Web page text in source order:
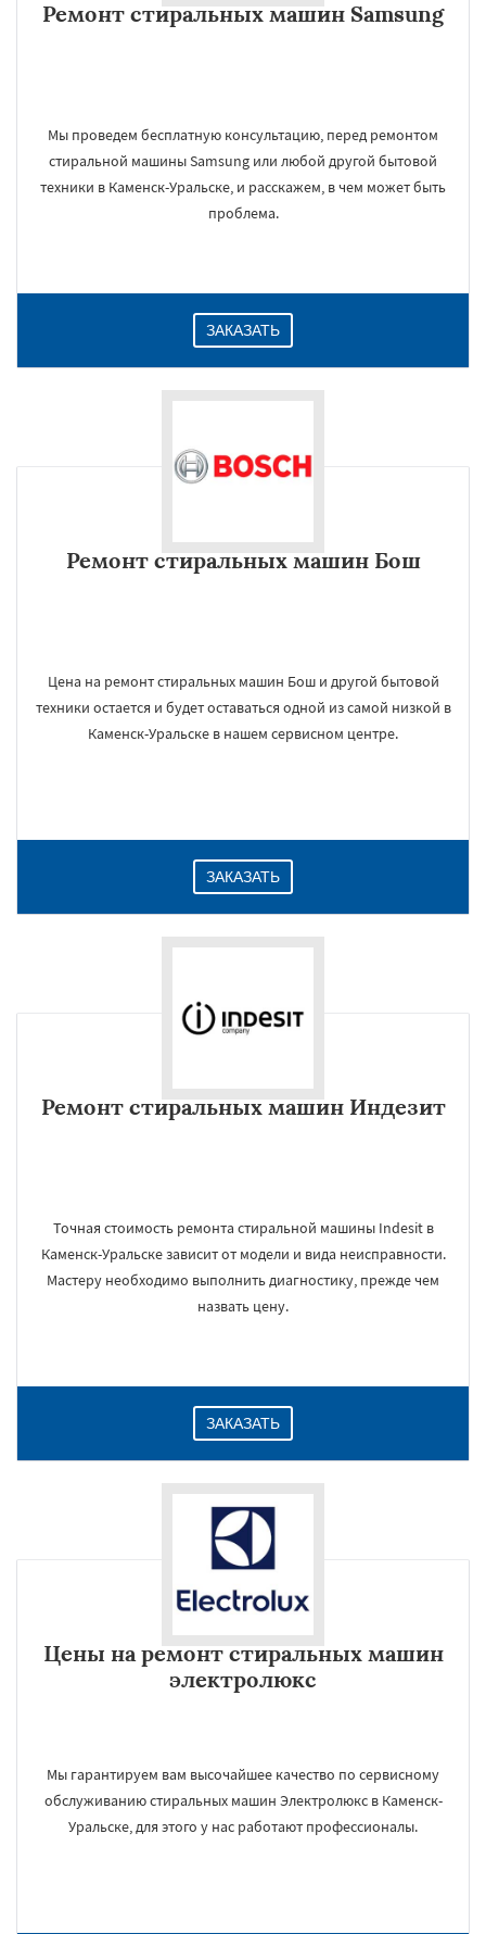
Ремонт стиральных машин Samsung
Мы проведем бесплатную консультацию, перед ремонтом
стиральной машины Samsung или любой другой бытовой
техники в Каменск-Уральске, и расскажем, в чем может быть
проблема.
ЗАКАЗАТЬ
Ремонт стиральных машин Бош
Цена на ремонт стиральных машин Бош и другой бытовой
техники остается и будет оставаться одной из самой низкой в
Каменск-Уральске в нашем сервисном центре.
ЗАКАЗАТЬ
Ремонт стиральных машин Индезит
Точная стоимость ремонта стиральной машины Indesit в
Каменск-Уральске зависит от модели и вида неисправности.
Мастеру необходимо выполнить диагностику, прежде чем
назвать цену.
ЗАКАЗАТЬ
Цены на ремонт стиральных машин
электролюкс
Мы гарантируем вам высочайшее качество по сервисному
обслуживанию стиральных машин Электролюкс в Каменск-
Уральске, для этого у нас работают профессионалы.